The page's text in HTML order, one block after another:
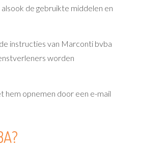
de gebruikte middelen en
instructies van Marconti bvba
worden
hem opnemen door een e-mail